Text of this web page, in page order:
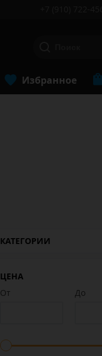
Избранное
КАТЕГОРИИ
ЦЕНА
От
До